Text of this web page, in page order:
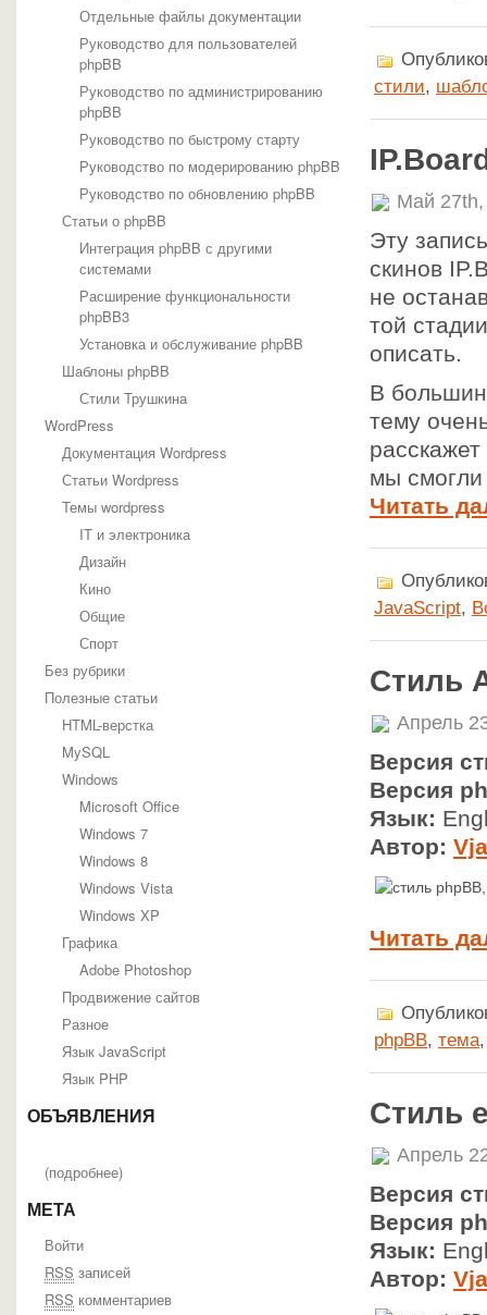
Отдельные файлы документации
Руководство для пользователей
phpBB
Руководство по администрированию
phpBB
Руководство по быстрому старту
Руководство по модерированию phpBB
Руководство по обновлению phpBB
Статьи о phpBB
Интеграция phpBB с другими
системами
Расширение функциональности
phpBB3
Установка и обслуживание phpBB
Шаблоны phpBB
Стили Трушкина
WordPress
Документация Wordpress
Статьи Wordpress
Темы wordpress
IT и электроника
Дизайн
Кино
Общие
Спорт
Без рубрики
Полезные статьи
HTML-верстка
MySQL
Windows
Microsoft Office
Windows 7
Windows 8
Windows Vista
Windows XP
Графика
Adobe Photoshop
Продвижение сайтов
Разное
Язык JavaScript
Язык PHP
ОБЪЯВЛЕНИЯ
(подробнее)
МЕТА
Войти
RSS записей
RSS комментариев
стили,
Май
Эту
скинов
не
той
описать.
В
тему
мы
Читать
JavaScript,
Стиль
Апрель
Версия
Версия
Язык:
Автор:
Читать
phpBB, тема
Стиль
Апрель
Версия
Версия
Язык:
Автор: